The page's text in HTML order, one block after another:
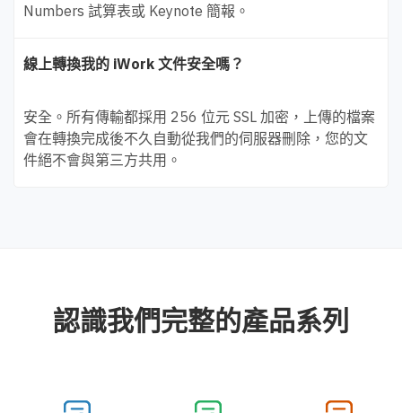
Numbers 試算表或 Keynote 簡報。
線上轉換我的 iWork 文件安全嗎？
安全。所有傳輸都採用 256 位元 SSL 加密，上傳的檔案
會在轉換完成後不久自動從我們的伺服器刪除，您的文
件絕不會與第三方共用。
認識我們完整的產品系列